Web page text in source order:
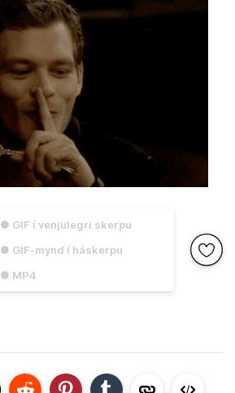
● GIF í venjulegri skerpu
● GIF-mynd í háskerpu
● MP4